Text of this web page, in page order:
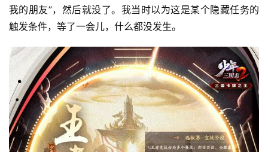
我的朋友”，然后就没了。我当时以为这是某个隐藏任务的
触发条件，等了一会儿，什么都没发生。